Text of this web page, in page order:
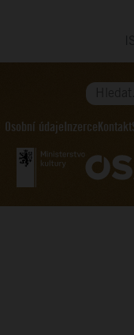
Hledat...
Osobní údajeInzerceKontakt